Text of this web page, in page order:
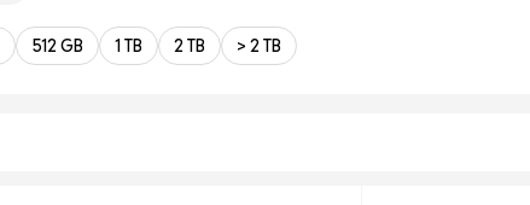
512 GB 1 TB 2 TB > 2 TB